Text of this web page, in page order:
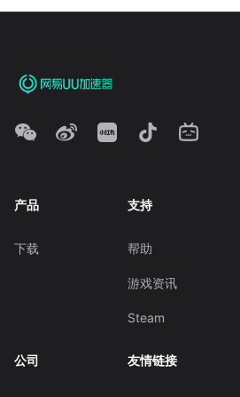
产品
下载
支持
帮助
游戏资讯
Steam
公司 友情链接